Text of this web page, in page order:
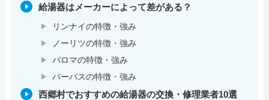
給湯器はメーカーによって差がある？
リンナイの特徴・強み
ノーリツの特徴・強み
パロマの特徴・強み
パーパスの特徴・強み
西郷村でおすすめの給湯器の交換・修理業者10選